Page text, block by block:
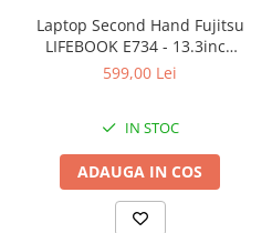
Laptop Second Hand Fujitsu
LIFEBOOK E734 - 13.3inch
Intel I5-4310M 8GB RAM
599,00 Lei
IN STOC
ADAUGA IN COS